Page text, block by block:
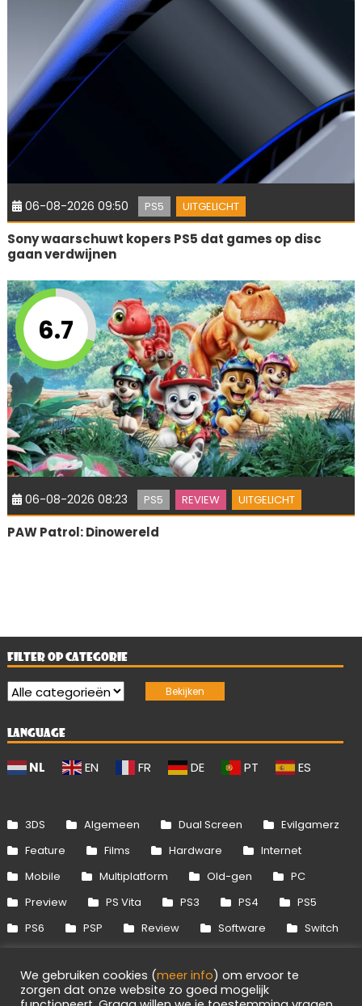
06-08-2026 09:50 PS5 UITGELICHT
Sony waarschuwt kopers PS5 dat games op disc
gaan verdwijnen
6.7
06-08-2026 08:23 PS5 REVIEW UITGELICHT
PAW Patrol: Dinowereld
FILTER OP CATEGORIE
LANGUAGE
NL EN FR DE PT ES
3DS Algemeen Dual Screen
Evilgamerz
Feature
Films Hardware
Internet
Mobile
Multiplatform Old-gen
PC
Preview
PS Vita PS3 PS4
PS5
PS6
PSP Review Software
Switch
Xbox 360
Xbox One Xbox Series
We gebruiken cookies (meer info) om ervoor te
zorgen dat onze website zo goed mogelijk